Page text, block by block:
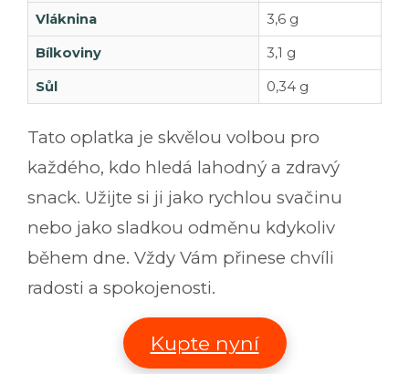
Vláknina 3,6 g
Bílkoviny 3,1 g
Sůl 0,34 g
Tato oplatka je skvělou volbou pro
každého, kdo hledá lahodný a zdravý
snack. Užijte si ji jako rychlou svačinu
nebo jako sladkou odměnu kdykoliv
během dne. Vždy Vám přinese chvíli
radosti a spokojenosti.
Kupte nyní